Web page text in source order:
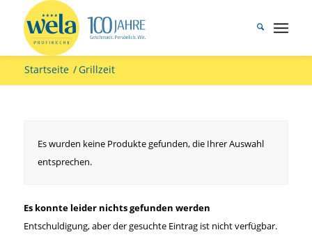
Startseite /Grillzeit
Es wurden keine Produkte gefunden, die Ihrer Auswahl
entsprechen.
Es konnte leider nichts gefunden werden
Entschuldigung, aber der gesuchte Eintrag ist nicht verfügbar.